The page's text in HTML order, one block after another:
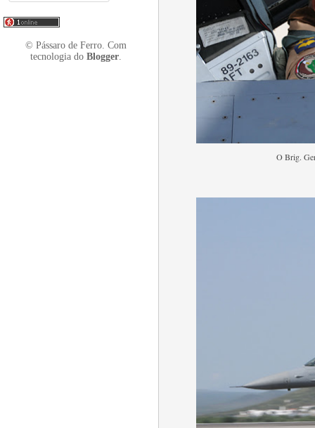
© Pássaro de Ferro. Com
tecnologia do Blogger.
O Brig.